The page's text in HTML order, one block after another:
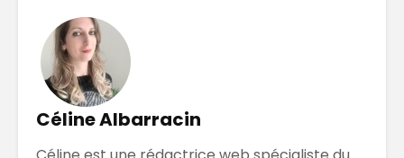
Céline Albarracin